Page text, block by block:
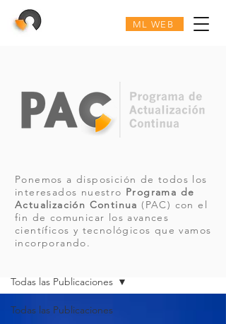
ML WEB
Todas las Publicaciones
Todas las Publicaciones
Ponemos a disposición de todos los
interesados nuestro Programa de
Actualización Continua (PAC) con el
fin de comunicar los avances
científicos y tecnológicos que vamos
incorporando.